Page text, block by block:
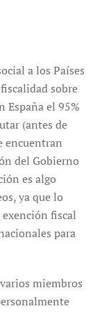
a los Países
sobre
España el 95%
(antes de
encuentran
del Gobierno
es algo
ya que lo
fiscal
para
miembros